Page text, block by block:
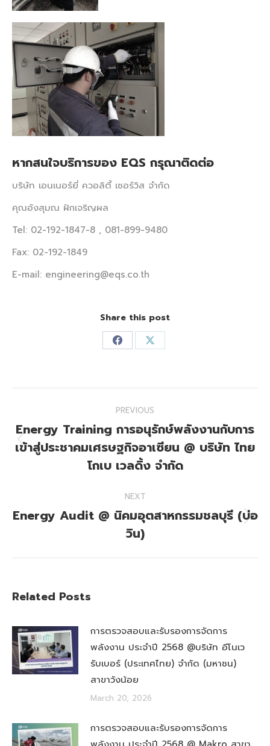
หากสนใจบริการของ EQS กรุณาติดต่อ
บริษัท เอนเนอร์ยี่ ควอลิตี้ เซอร์วิส จำกัด
คุณอังสุมณ ฝักเจริญผล
Tel: 02-192-1847-8 , 081-899-9480
Fax: 02-192-1849
E-mail: engineering@eqs.co.th
Share this post
Share
Facebook
Share
X
PREVIOUS
Previous
post:
Energy Training การอนุรักษ์พลังงานกับการ
เข้าสู่ประชาคมเศรษฐกิจอาเซียน @ บริษัท ไทย
โกเบ เวลดิ้ง จำกัด
NEXT
Next
post:
Energy Audit @ นิคมอุตสาหกรรมชลบุรี (บ่อ
วิน)
Related Posts
การตรวจสอบและรับรองการจัดการ
พลังงาน ประจำปี 2568 @บริษัท อีโนเว
รับเบอร์ (ประเทศไทย) จำกัด (มหาชน)
สาขาวังน้อย
March 20, 2026
การตรวจสอบและรับรองการจัดการ